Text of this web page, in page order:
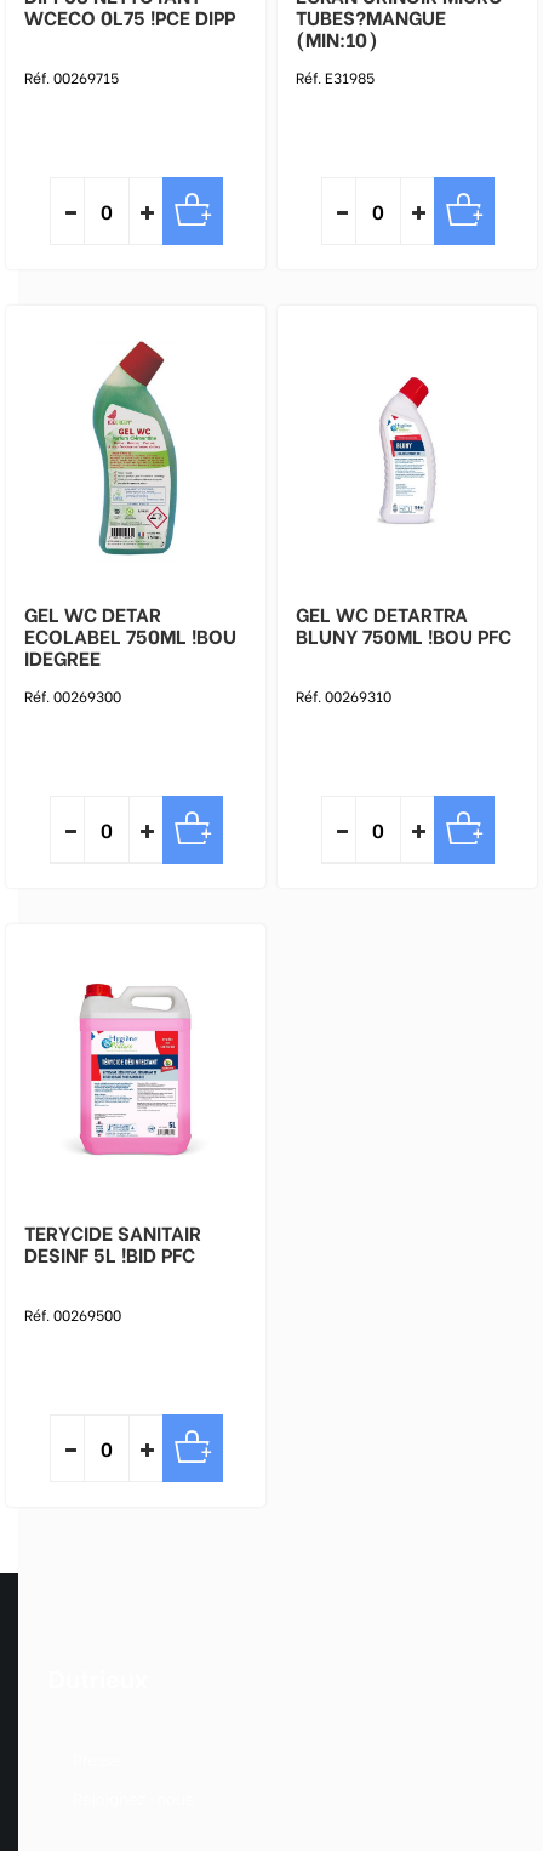
WCECO 0L75 !PCE DIPP
Réf. 00269715
TUBES?MANGUE
(MIN:10)
Réf. E31985
GEL WC DETAR
ECOLABEL 750ML !BOU
IDEGREE
Réf. 00269300
GEL WC DETARTRA
BLUNY 750ML !BOU PFC
Réf. 00269310
TERYCIDE SANITAIR
DESINF 5L !BID PFC
Réf. 00269500